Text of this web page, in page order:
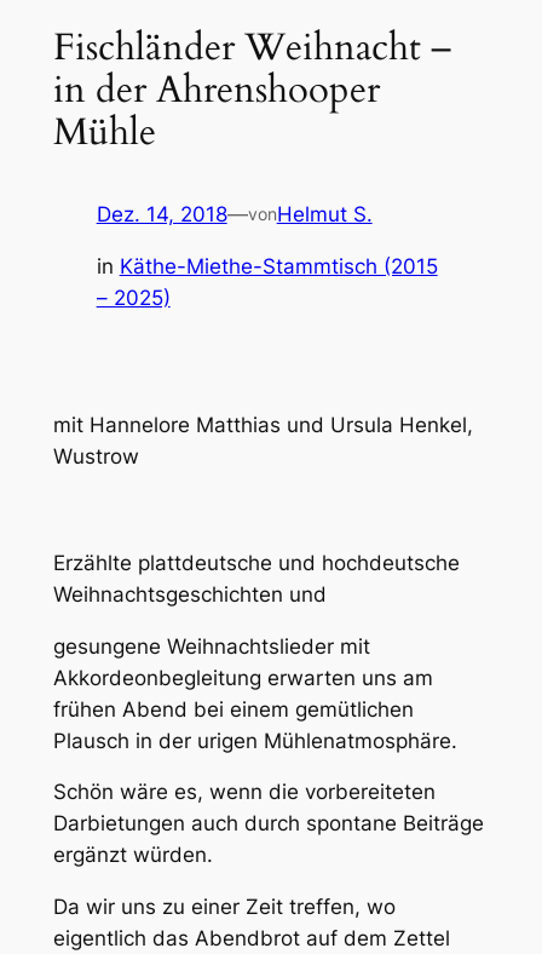
Fischländer Weihnacht –
in der Ahrenshooper
Mühle
Dez. 14, 2018—vonHelmut S.
in Käthe-Miethe-Stammtisch (2015
– 2025)
mit Hannelore Matthias und Ursula Henkel,
Wustrow
Erzählte plattdeutsche und hochdeutsche
Weihnachtsgeschichten und
gesungene Weihnachtslieder mit
Akkordeonbegleitung erwarten uns am
frühen Abend bei einem gemütlichen
Plausch in der urigen Mühlenatmosphäre.
Schön wäre es, wenn die vorbereiteten
Darbietungen auch durch spontane Beiträge
ergänzt würden.
Da wir uns zu einer Zeit treffen, wo
eigentlich das Abendbrot auf dem Zettel